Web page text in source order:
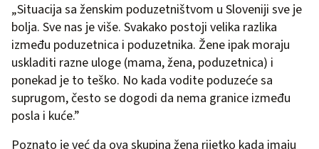
„Situacija sa ženskim poduzetništvom u Sloveniji sve je
bolja. Sve nas je više. Svakako postoji velika razlika
između poduzetnica i poduzetnika. Žene ipak moraju
uskladiti razne uloge (mama, žena, poduzetnica) i
ponekad je to teško. No kada vodite poduzeće sa
suprugom, često se dogodi da nema granice između
posla i kuće.”
Poznato je već da ova skupina žena rijetko kada imaju